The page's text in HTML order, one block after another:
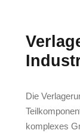
Die
komplexes